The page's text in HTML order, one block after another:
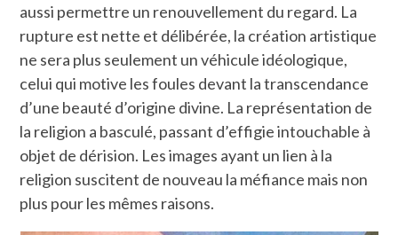
aussi permettre un renouvellement du regard. La
rupture est nette et délibérée, la création artistique
ne sera plus seulement un véhicule idéologique,
celui qui motive les foules devant la transcendance
d’une beauté d’origine divine. La représentation de
la religion a basculé, passant d’effigie intouchable à
objet de dérision. Les images ayant un lien à la
religion suscitent de nouveau la méfiance mais non
plus pour les mêmes raisons.